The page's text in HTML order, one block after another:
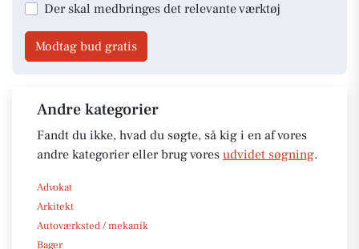
Der skal medbringes det relevante værktøj
Modtag bud gratis
Andre kategorier
Fandt du ikke, hvad du søgte, så kig i en af vores
andre kategorier eller brug vores udvidet søgning.
Advokat
Arkitekt
Autoværksted / mekanik
Bager